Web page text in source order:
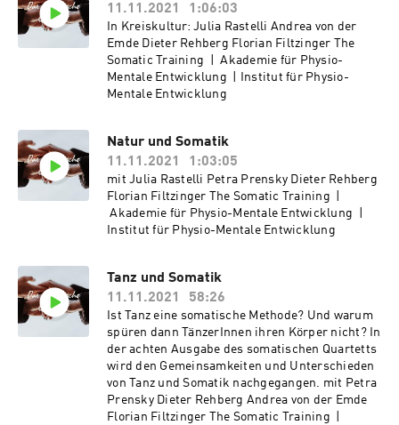
11.11.2021
1:06:03
In Kreiskultur: Julia Rastelli Andrea von der
Emde Dieter Rehberg Florian Filtzinger The
Somatic Training | Akademie für Physio-
Mentale Entwicklung | Institut für Physio-
Mentale Entwicklung
Natur und Somatik
11.11.2021
1:03:05
mit Julia Rastelli Petra Prensky Dieter Rehberg
Florian Filtzinger The Somatic Training |
Akademie für Physio-Mentale Entwicklung |
Institut für Physio-Mentale Entwicklung
Tanz und Somatik
11.11.2021
58:26
Ist Tanz eine somatische Methode? Und warum
spüren dann TänzerInnen ihren Körper nicht? In
der achten Ausgabe des somatischen Quartetts
wird den Gemeinsamkeiten und Unterschieden
von Tanz und Somatik nachgegangen. mit Petra
Prensky Dieter Rehberg Andrea von der Emde
Florian Filtzinger The Somatic Training |